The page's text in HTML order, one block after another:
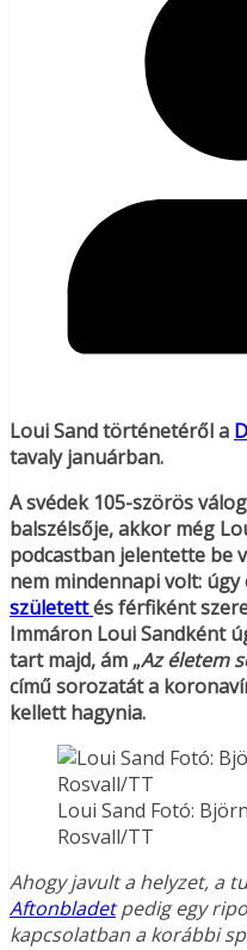
Loui Sand történetéről a
tavaly januárban.
A svédek 105-szörös
balszélsője, akkor még
podcastban jelentette be
nem mindennapi volt: úgy
születettés férfiként
Immáron Loui Sandként
tart majd, ám „Az életem
című sorozatát a
kellett hagynia.
Loui Sand Fotó:
Rosvall/TT
Ahogy javult a helyzet, a
Aftonbladetpedig egy
kapcsolatban a korábbi